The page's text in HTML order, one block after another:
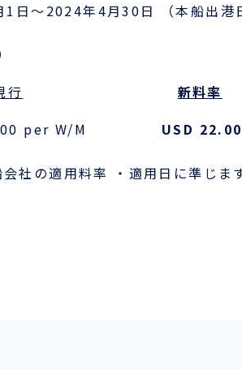
1日～2024年4月30日 （本船出港
行
新料率
per W/M
USD
社の適用料率 ・適用日に準じます